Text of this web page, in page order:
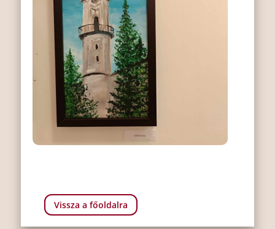
Vissza a főoldalra